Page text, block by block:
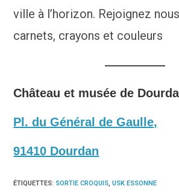
ville à l’horizon. Rejoignez
carnets, crayons et couleurs
Château et musée de
Pl. du Général de Gaulle,
91410 Dourdan
ÉTIQUETTES: SORTIE CROQUIS, USK ESSONNE